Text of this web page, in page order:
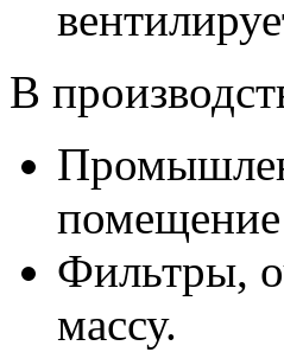
В
Фильтры,
массу.